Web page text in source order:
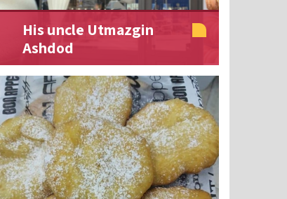
His uncle Utmazgin
Ashdod